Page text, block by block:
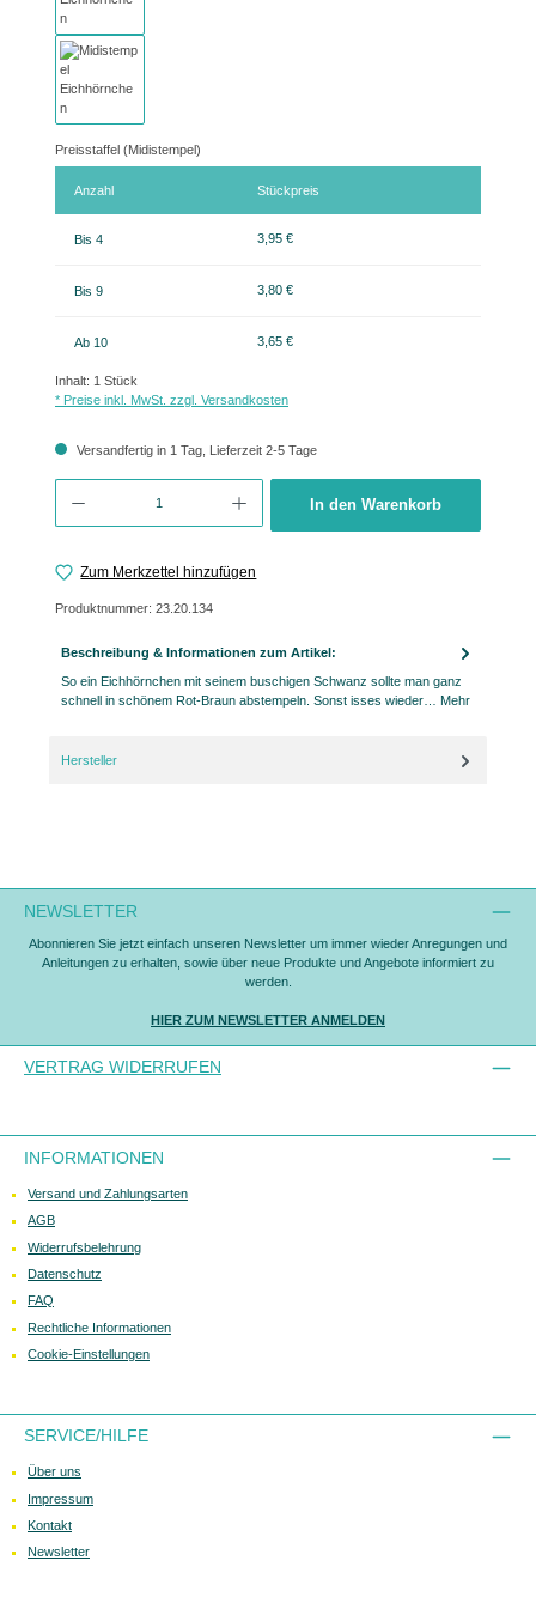
Preisstaffel (Midistempel)
Anzahl Stückpreis
Bis 4 3,95 €
Bis 9 3,80 €
Ab 10 3,65 €
Inhalt: 1 Stück
* Preise inkl. MwSt. zzgl. Versandkosten
Versandfertig in 1 Tag, Lieferzeit 2-5 Tage
In den Warenkorb
Zum Merkzettel hinzufügen
Produktnummer: 23.20.134
Beschreibung & Informationen zum Artikel:
So ein Eichhörnchen mit seinem buschigen Schwanz sollte man ganz
schnell in schönem Rot-Braun abstempeln. Sonst isses wieder… Mehr
Hersteller
NEWSLETTER
Abonnieren Sie jetzt einfach unseren Newsletter um immer wieder Anregungen und
Anleitungen zu erhalten, sowie über neue Produkte und Angebote informiert zu
werden.
HIER ZUM NEWSLETTER ANMELDEN
VERTRAG WIDERRUFEN
INFORMATIONEN
Versand und Zahlungsarten
AGB
Widerrufsbelehrung
Datenschutz
FAQ
Rechtliche Informationen
Cookie-Einstellungen
SERVICE/HILFE
Über uns
Impressum
Kontakt
Newsletter